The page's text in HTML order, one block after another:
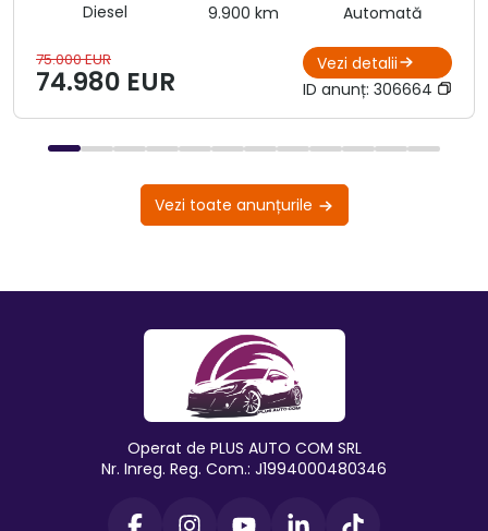
Diesel 9.900 km Automată
75.000 EUR
74.980 EUR
Vezi detalii
ID anunț: 306664
Vezi toate anunțurile
Operat de PLUS AUTO COM SRL
Nr. Inreg. Reg. Com.: J1994000480346